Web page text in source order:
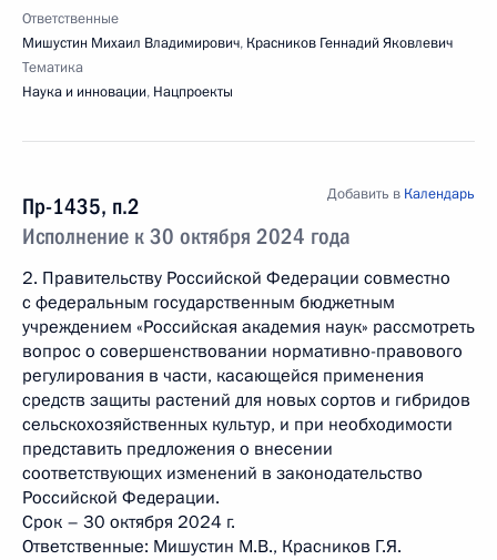
Ответственные
Мишустин Михаил Владимирович, Красников Геннадий Яковлевич
Тематика
Наука и инновации, Нацпроекты
Пр-1435, п.2
Исполнение к 30 октября 2024 года
Добавить в Календарь
2. Правительству Российской Федерации совместно
с федеральным государственным бюджетным
учреждением «Российская академия наук» рассмотреть
вопрос о совершенствовании нормативно-правового
регулирования в части, касающейся применения
средств защиты растений для новых сортов и гибридов
сельскохозяйственных культур, и при необходимости
представить предложения о внесении
соответствующих изменений в законодательство
Российской Федерации.
Срок – 30 октября 2024 г.
Ответственные: Мишустин М.В., Красников Г.Я.